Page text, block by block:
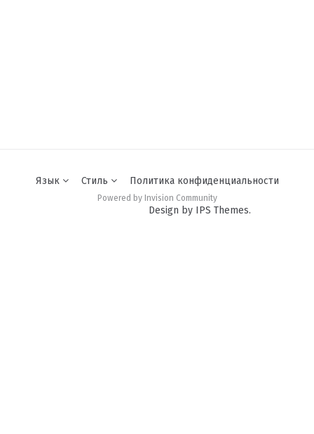
Язык Стиль Политика конфиденциальности
Powered by Invision Community
Design by IPS Themes.